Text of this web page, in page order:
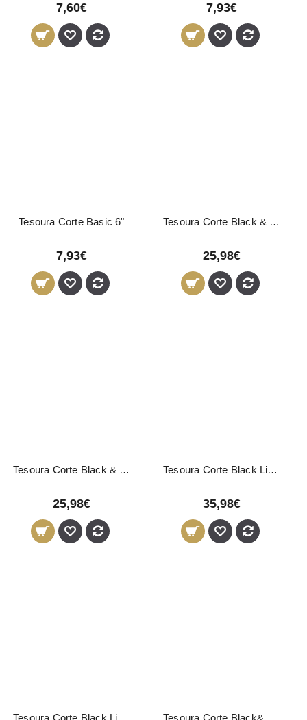
7,60€ 7,93€
Tesoura Corte Basic 6"
7,93€
Tesoura Corte Black & White 5,5"
25,98€
Tesoura Corte Black & White 6"
25,98€
Tesoura Corte Black Line 5,5"
35,98€